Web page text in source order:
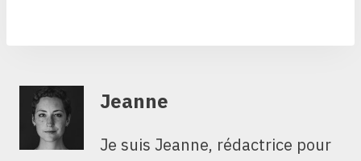
Jeanne
Je suis Jeanne, rédactrice pour